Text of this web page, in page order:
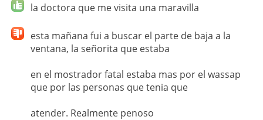
la doctora que me visita una maravilla
esta mañana fui a buscar el parte de baja a la
ventana, la señorita que estaba
en el mostrador fatal estaba mas por el wassap
que por las personas que tenia que
atender. Realmente penoso